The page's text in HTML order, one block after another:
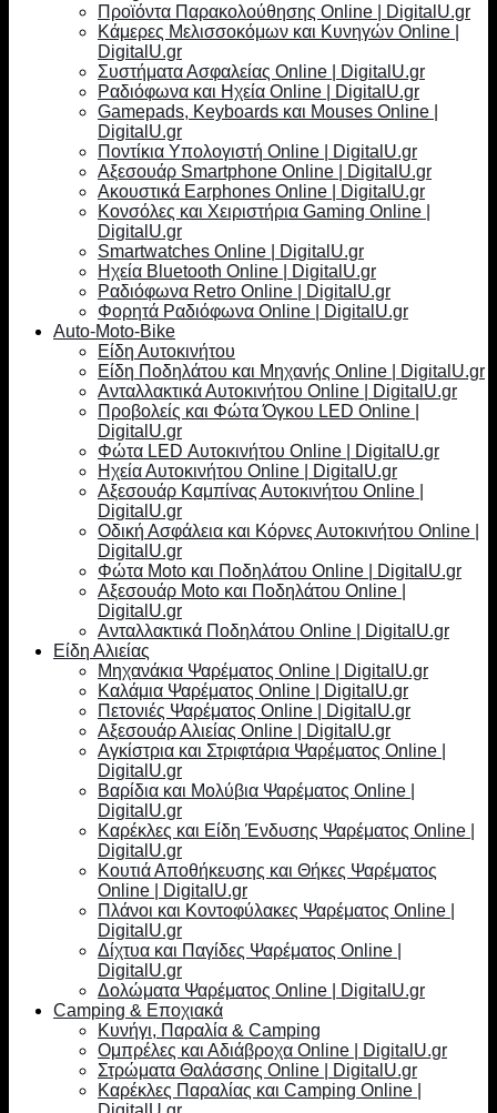
Προϊόντα Παρακολούθησης Online | DigitalU.gr
Κάμερες Μελισσοκόμων και Κυνηγών Online |
DigitalU.gr
Συστήματα Ασφαλείας Online | DigitalU.gr
Ραδιόφωνα και Ηχεία Online | DigitalU.gr
Gamepads, Keyboards και Mouses Online |
DigitalU.gr
Ποντίκια Υπολογιστή Online | DigitalU.gr
Αξεσουάρ Smartphone Online | DigitalU.gr
Ακουστικά Earphones Online | DigitalU.gr
Κονσόλες και Χειριστήρια Gaming Online |
DigitalU.gr
Smartwatches Online | DigitalU.gr
Ηχεία Bluetooth Online | DigitalU.gr
Ραδιόφωνα Retro Online | DigitalU.gr
Φορητά Ραδιόφωνα Online | DigitalU.gr
Auto-Moto-Bike
Είδη Αυτοκινήτου
Είδη Ποδηλάτου και Μηχανής Online | DigitalU.gr
Ανταλλακτικά Αυτοκινήτου Online | DigitalU.gr
Προβολείς και Φώτα Όγκου LED Online |
DigitalU.gr
Φώτα LED Αυτοκινήτου Online | DigitalU.gr
Ηχεία Αυτοκινήτου Online | DigitalU.gr
Αξεσουάρ Καμπίνας Αυτοκινήτου Online |
DigitalU.gr
Οδική Ασφάλεια και Κόρνες Αυτοκινήτου Online |
DigitalU.gr
Φώτα Moto και Ποδηλάτου Online | DigitalU.gr
Αξεσουάρ Moto και Ποδηλάτου Online |
DigitalU.gr
Ανταλλακτικά Ποδηλάτου Online | DigitalU.gr
Είδη Αλιείας
Μηχανάκια Ψαρέματος Online | DigitalU.gr
Καλάμια Ψαρέματος Online | DigitalU.gr
Πετονιές Ψαρέματος Online | DigitalU.gr
Αξεσουάρ Αλιείας Online | DigitalU.gr
Αγκίστρια και Στριφτάρια Ψαρέματος Online |
DigitalU.gr
Βαρίδια και Μολύβια Ψαρέματος Online |
DigitalU.gr
Καρέκλες και Είδη Ένδυσης Ψαρέματος Online |
DigitalU.gr
Κουτιά Αποθήκευσης και Θήκες Ψαρέματος
Online | DigitalU.gr
Πλάνοι και Κοντοφύλακες Ψαρέματος Online |
DigitalU.gr
Δίχτυα και Παγίδες Ψαρέματος Online |
DigitalU.gr
Δολώματα Ψαρέματος Online | DigitalU.gr
Camping & Εποχιακά
Κυνήγι, Παραλία & Camping
Ομπρέλες και Αδιάβροχα Online | DigitalU.gr
Στρώματα Θαλάσσης Online | DigitalU.gr
Καρέκλες Παραλίας και Camping Online |